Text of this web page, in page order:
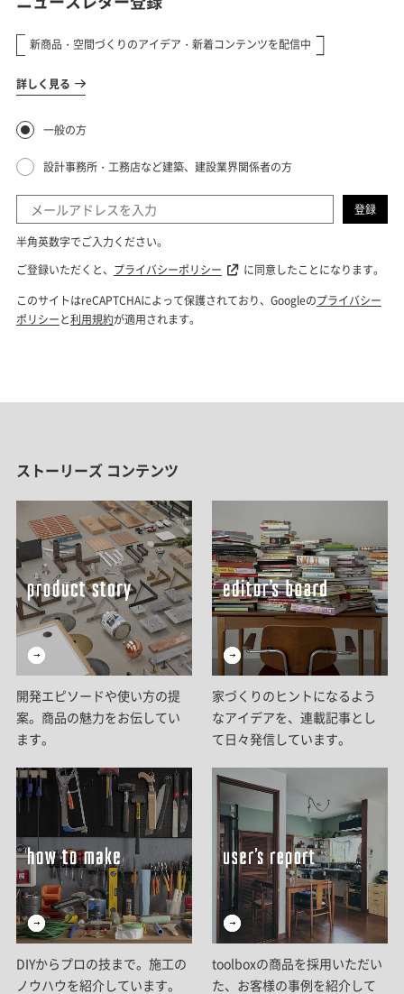
ストーリーズ コンテンツ
開発エピソードや使い方の提
案。商品の魅力をお伝してい
ます。
家づくりのヒントになるよう
なアイデアを、連載記事とし
て日々発信しています。
DIYからプロの技まで。施工の
ノウハウを紹介しています。
toolboxの商品を採用いただい
た、お客様の事例を紹介して